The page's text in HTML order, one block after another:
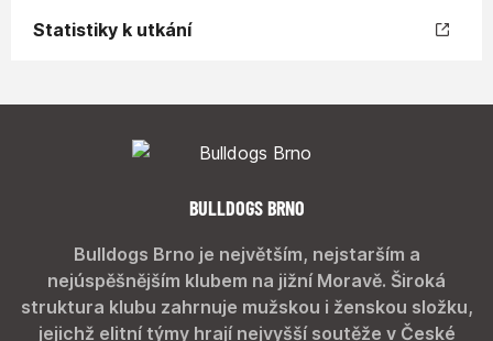
Statistiky k utkání
BULLDOGS BRNO
Bulldogs Brno je největším, nejstarším a
nejúspěšnějším klubem na jižní Moravě. Široká
struktura klubu zahrnuje mužskou i ženskou složku,
jejichž elitní týmy hrají nejvyšší soutěže v České